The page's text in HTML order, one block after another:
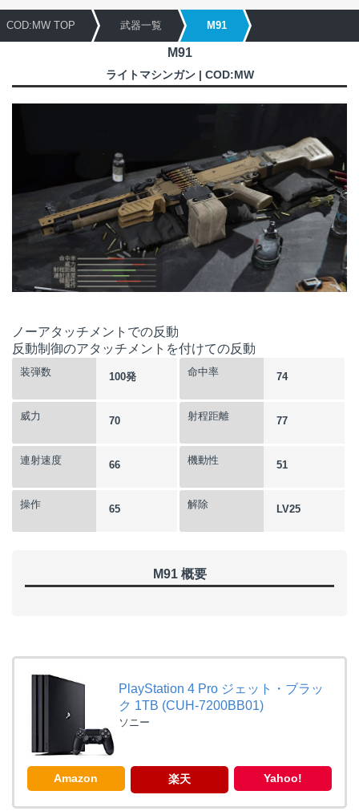
COD:MW TOP 武器一覧 M91
M91
ライトマシンガン | COD:MW
ノーアタッチメントでの反動
反動制御のアタッチメントを付けての反動
装弾数 100発 命中率 74
威力 70 射程距離 77
連射速度 66 機動性 51
操作 65 解除 LV25
M91 概要
PlayStation 4 Pro ジェット・ブラッ
ク 1TB (CUH-7200BB01)
ソニー
Amazon 楽天 Yahoo!